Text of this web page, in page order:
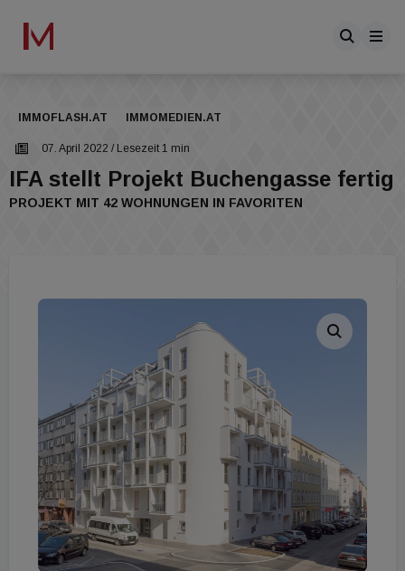
IMMOFLASH.AT IMMOMEDIEN.AT
07. April 2022 / Lesezeit 1 min
IFA stellt Projekt Buchengasse fertig
PROJEKT MIT 42 WOHNUNGEN IN FAVORITEN